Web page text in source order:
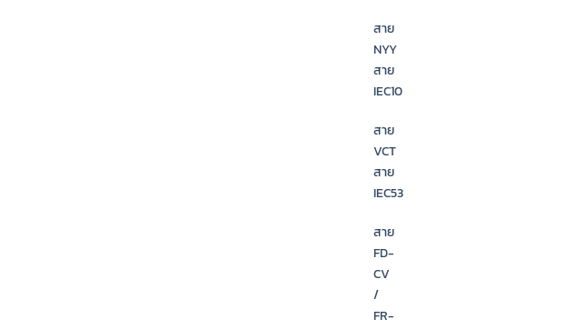
สาย
NYY
สาย
IEC10
สาย
VCT
สาย
IEC53
สาย
FD-
CV
/
FR-